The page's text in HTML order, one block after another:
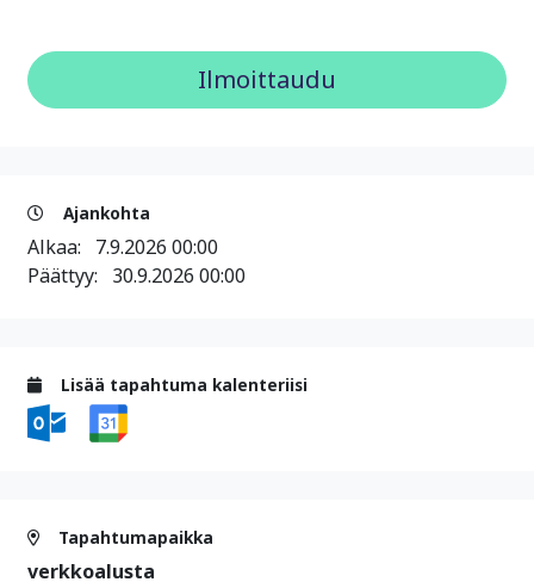
Ajankohta
Alkaa: 7.9.2026 00:00
Päättyy: 30.9.2026 00:00
Lisää tapahtuma kalenteriisi
Tapahtumapaikka
verkkoalusta